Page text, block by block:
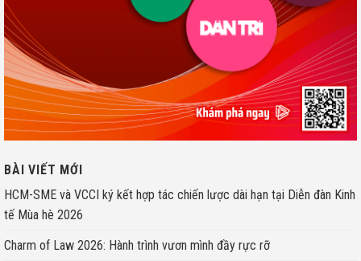
BÀI VIẾT MỚI
HCM-SME và VCCI ký kết hợp tác chiến lược dài hạn tại Diễn đàn Kinh
tế Mùa hè 2026
Charm of Law 2026: Hành trình vươn mình đầy rực rỡ